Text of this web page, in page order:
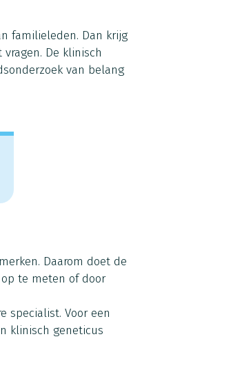
familieleden. Dan krijg
De klinisch
van belang
Daarom doet de
te meten of door
specialist. Voor een
klinisch geneticus